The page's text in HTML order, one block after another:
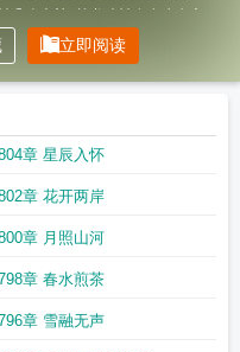
神龙凌天的七个绝色是什么
龙凌神免费阅读战龙凌神女主
立即阅读
章 星辰入怀
章 花开两岸
章 月照山河
章 春水煎茶
章 雪融无声